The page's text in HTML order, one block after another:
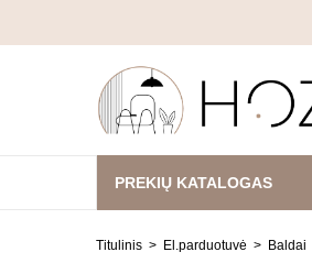
PREKIŲ KATALOGAS
Titulinis El.parduotuvė Baldai